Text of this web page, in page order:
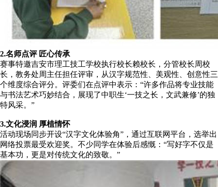
2.名师点评 匠心传承
赛事特邀吉安市理工技工学校执行校长赖校长，分管校长周校
长，教务处周主任担任评审，从汉字规范性、美观性、创意性三
个维度综合评分。评委们在点评中表示：“许多作品将专业技能
与书法艺术巧妙结合，展现了中职生‘一技之长，文武兼修’的独
特风采。”
3.文化浸润 厚植情怀
活动现场同步开设“汉字文化体验角”，通过互联网平台，选举出
网络投票最受欢迎奖。不少同学在体验后感慨：“写好字不仅是
基本功，更是对传统文化的致敬。”